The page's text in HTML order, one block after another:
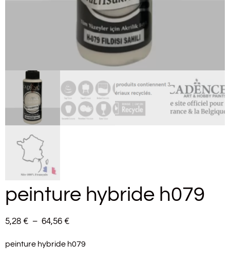
peinture hybride h079
5,28 € – 64,56 €
peinture hybride h079